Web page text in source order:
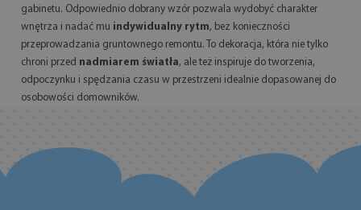
gabinetu. Odpowiednio dobrany wzór pozwala wydobyć charakter
wnętrza i nadać mu indywidualny rytm, bez konieczności
przeprowadzania gruntownego remontu. To dekoracja, która nie tylko
chroni przed nadmiarem światła, ale też inspiruje do tworzenia,
odpoczynku i spędzania czasu w przestrzeni idealnie dopasowanej do
osobowości domowników.